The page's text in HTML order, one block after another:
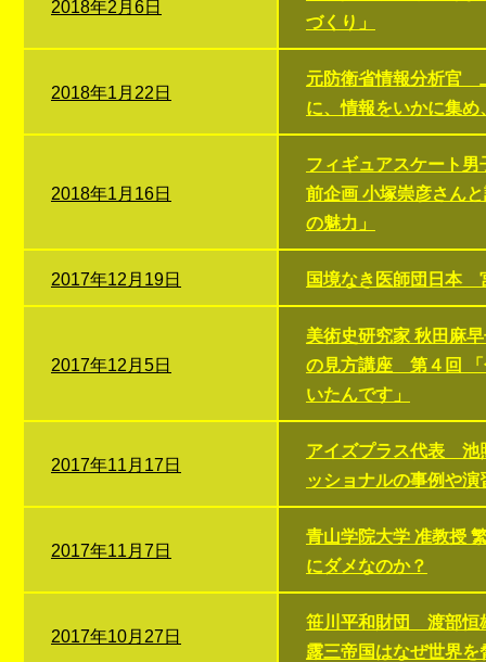
2018年2月6日
づくり」
2018年1月22日
元防衛省情報分析官
に、情報をいかに集め
2018年1月16日
フィギュアスケート
前企画 小塚崇彦さん
の魅力」
2017年12月19日 国境なき医師団日本
2017年12月5日
美術史研究家 秋田麻
の見方講座 第４回 「
いたんです」
2017年11月17日
アイズプラス代表 池
ッショナルの事例や演
2017年11月7日
青山学院大学 准教授
にダメなのか？
2017年10月27日
笹川平和財団 渡部恒
露三帝国はなぜ世界